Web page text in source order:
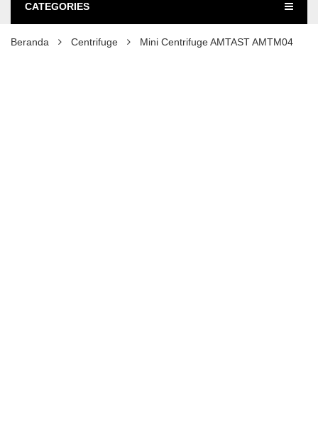
CATEGORIES
Beranda Centrifuge Mini Centrifuge AMTAST AMTM04